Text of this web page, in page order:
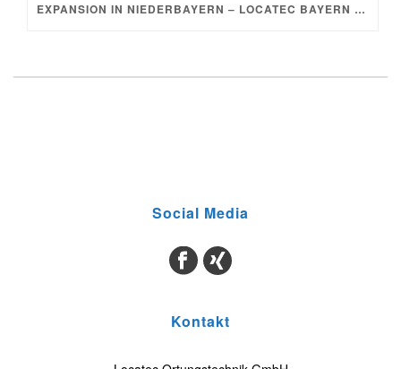
EXPANSION IN NIEDERBAYERN – LOCATEC BAYERN MITTE WÄCHST WEITER
Social Media
Kontakt